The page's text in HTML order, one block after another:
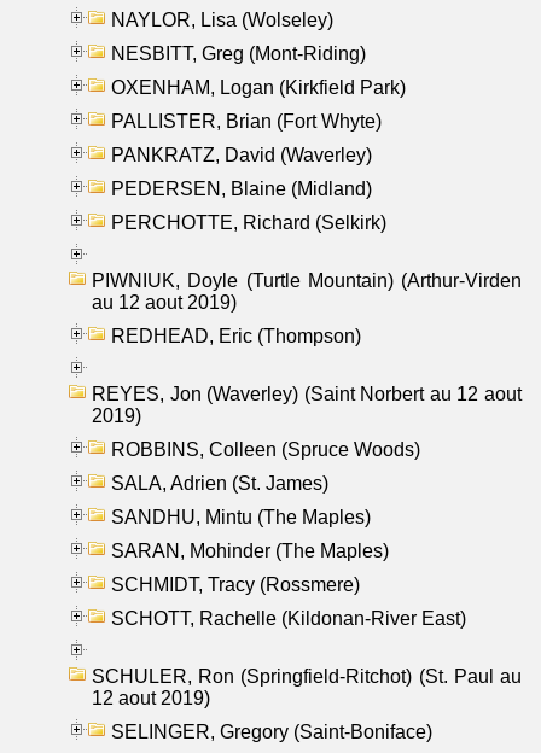
NAYLOR, Lisa (Wolseley)
NESBITT, Greg (Mont-Riding)
OXENHAM, Logan (Kirkfield Park)
PALLISTER, Brian (Fort Whyte)
PANKRATZ, David (Waverley)
PEDERSEN, Blaine (Midland)
PERCHOTTE, Richard (Selkirk)
PIWNIUK, Doyle (Turtle Mountain) (Arthur-Virden
au 12 aout 2019)
REDHEAD, Eric (Thompson)
REYES, Jon (Waverley) (Saint Norbert au 12 aout
2019)
ROBBINS, Colleen (Spruce Woods)
SALA, Adrien (St. James)
SANDHU, Mintu (The Maples)
SARAN, Mohinder (The Maples)
SCHMIDT, Tracy (Rossmere)
SCHOTT, Rachelle (Kildonan-River East)
SCHULER, Ron (Springfield-Ritchot) (St. Paul au
12 aout 2019)
SELINGER, Gregory (Saint-Boniface)